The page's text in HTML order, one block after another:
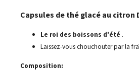
Capsules de thé glacé au
Le roi des boissons d'été .
Laissez-vous chouchouter par la
Composition: